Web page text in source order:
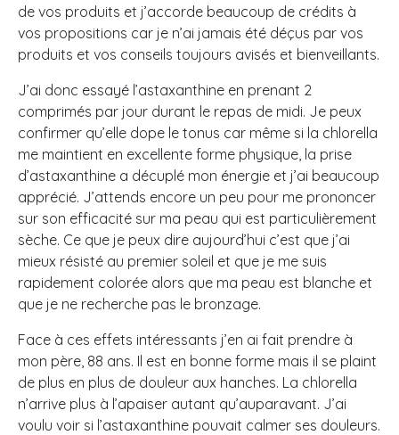
de vos produits et j’accorde beaucoup de crédits à
vos propositions car je n’ai jamais été déçus par vos
produits et vos conseils toujours avisés et bienveillants.
J’ai donc essayé l’astaxanthine en prenant 2
comprimés par jour durant le repas de midi. Je peux
confirmer qu’elle dope le tonus car même si la chlorella
me maintient en excellente forme physique, la prise
d’astaxanthine a décuplé mon énergie et j’ai beaucoup
apprécié. J’attends encore un peu pour me prononcer
sur son efficacité sur ma peau qui est particulièrement
sèche. Ce que je peux dire aujourd’hui c’est que j’ai
mieux résisté au premier soleil et que je me suis
rapidement colorée alors que ma peau est blanche et
que je ne recherche pas le bronzage.
Face à ces effets intéressants j’en ai fait prendre à
mon père, 88 ans. Il est en bonne forme mais il se plaint
de plus en plus de douleur aux hanches. La chlorella
n’arrive plus à l’apaiser autant qu’auparavant. J’ai
voulu voir si l’astaxanthine pouvait calmer ses douleurs.